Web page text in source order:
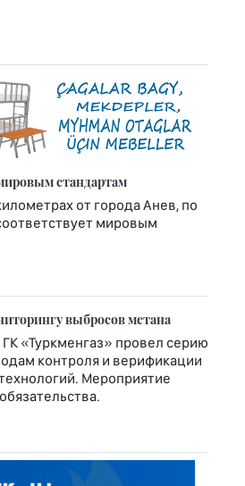
стандартам
от города Анев, по
мировым
выбросов метана
«Туркменгаз» провел серию
контроля и верификации
Мероприятие